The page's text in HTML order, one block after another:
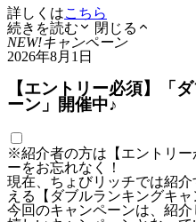
詳しくはこちら
続きを読む
閉じる
NEW!キャンペーン
2026年8月1日
【エントリー必須】「
ーン」開催中♪
※紹介者の方は【エントリー
ーをお忘れなく！
現在、ちょびリッチでは紹
える【ダブルランキングキャ
今回のキャンペーンは、紹